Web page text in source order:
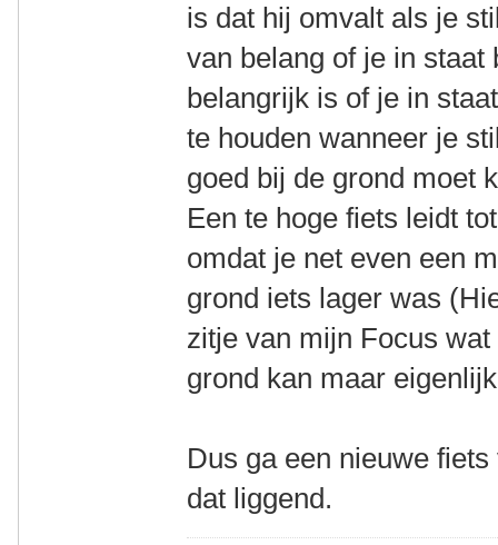
is dat hij omvalt als je
van belang of je in staat
belangrijk is of je in
te houden wanneer je
goed bij de grond moet
Een te hoge fiets leidt
omdat je net even een
grond iets lager was
zitje van mijn Focus
grond kan maar
Dus ga een nieuwe
dat liggend.